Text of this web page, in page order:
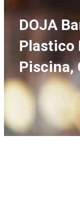
DOJA
Plastico
Piscina,